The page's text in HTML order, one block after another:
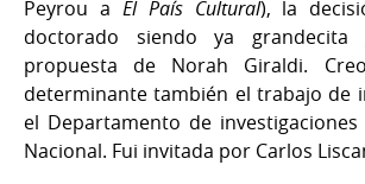
Peyrou a El País Cultural), la
doctorado siendo ya
propuesta de Norah Giraldi.
determinante también el trabajo de
el Departamento de
Nacional. Fui invitada por Carlos